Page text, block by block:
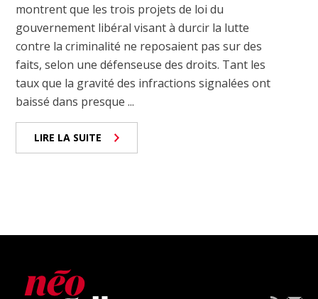
montrent que les trois projets de loi du
gouvernement libéral visant à durcir la lutte
contre la criminalité ne reposaient pas sur des
faits, selon une défenseuse des droits. Tant les
taux que la gravité des infractions signalées ont
baissé dans presque ...
LIRE LA SUITE